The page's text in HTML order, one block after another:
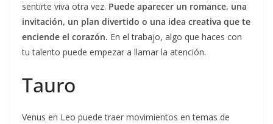
sentirte viva otra vez. Puede aparecer un romance, una
invitación, un plan divertido o una idea creativa que te
enciende el corazón. En el trabajo, algo que haces con
tu talento puede empezar a llamar la atención.
Tauro
Venus en Leo puede traer movimientos en temas de